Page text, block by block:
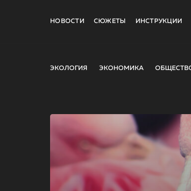
НОВОСТИ СЮЖЕТЫ ИНСТРУКЦИИ
ЭКОЛОГИЯ ЭКОНОМИКА